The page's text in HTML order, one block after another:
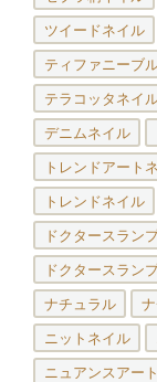
ツイードネイル
ティファニーブ
テラコッタネイ
デニムネイル
トレンドアート
トレンドネイル
ドクタースラン
ドクタースラン
ナチュラル
ニットネイル
ニュアンスアー